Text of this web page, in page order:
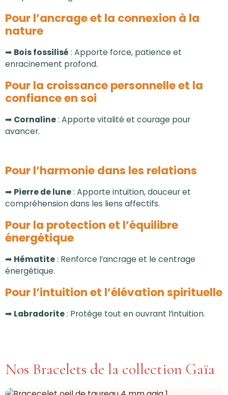
Pour l’ancrage et la connexion à la
nature
➡ Bois fossilisé : Apporte force, patience et
enracinement profond.
Pour la croissance personnelle et la
confiance en soi
➡ Cornaline: Apporte vitalité et courage pour
avancer.
Pour l’harmonie dans les relations
➡ Pierre de lune: Apporte intuition, douceur et
compréhension dans les liens affectifs.
Pour la protection et l’équilibre
énergétique
➡ Hématite: Renforce l’ancrage et le centrage
énergétique.
Pour l’intuition et l’élévation spirituelle
➡ Labradorite: Protège tout en ouvrant l’intuition.
Nos Bracelets de la collection Gaïa